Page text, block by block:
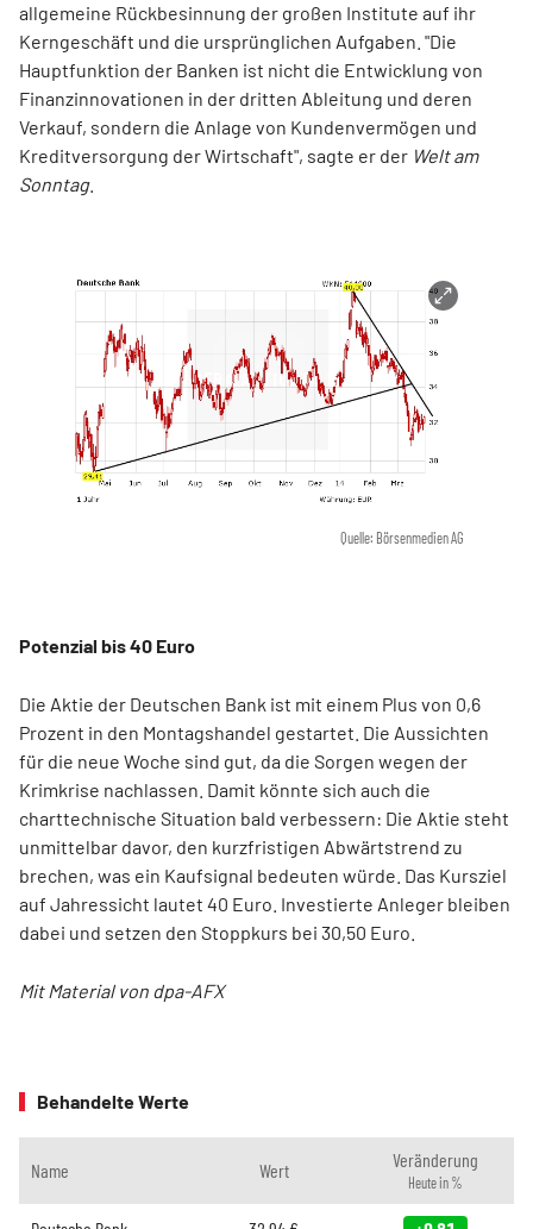
allgemeine Rückbesinnung der großen Institute auf ihr
Kerngeschäft und die ursprünglichen Aufgaben. "Die
Hauptfunktion der Banken ist nicht die Entwicklung von
Finanzinnovationen in der dritten Ableitung und deren
Verkauf, sondern die Anlage von Kundenvermögen und
Kreditversorgung der Wirtschaft", sagte er der Welt am
Sonntag.
Quelle: Börsenmedien AG
Potenzial bis 40 Euro
Die Aktie der Deutschen Bank ist mit einem Plus von 0,6
Prozent in den Montagshandel gestartet. Die Aussichten
für die neue Woche sind gut, da die Sorgen wegen der
Krimkrise nachlassen. Damit könnte sich auch die
charttechnische Situation bald verbessern: Die Aktie steht
unmittelbar davor, den kurzfristigen Abwärtstrend zu
brechen, was ein Kaufsignal bedeuten würde. Das Kursziel
auf Jahressicht lautet 40 Euro. Investierte Anleger bleiben
dabei und setzen den Stoppkurs bei 30,50 Euro.
Mit Material von dpa-AFX
Behandelte Werte
Name Wert Veränderung
Heute in %